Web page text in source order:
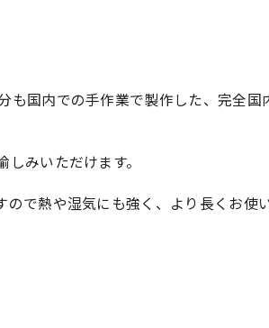
も国内での手作業で製作した、完全国
みいただけます。
で熱や湿気にも強く、より長くお使